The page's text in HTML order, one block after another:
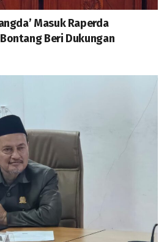
Masuk Raperda
Beri Dukungan